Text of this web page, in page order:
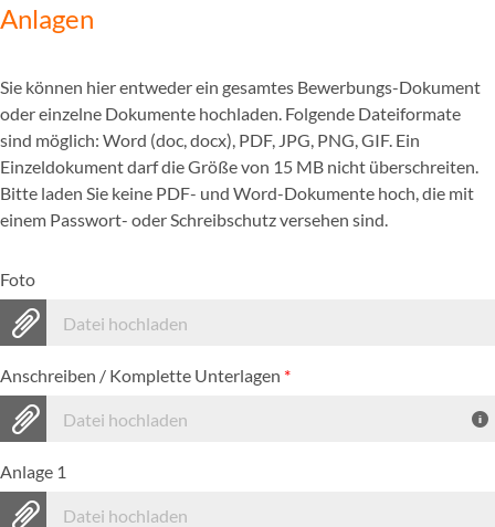
Anlagen
Sie können hier entweder ein gesamtes Bewerbungs-Dokument
oder einzelne Dokumente hochladen. Folgende Dateiformate
sind möglich: Word (doc, docx), PDF, JPG, PNG, GIF. Ein
Einzeldokument darf die Größe von 15 MB nicht überschreiten.
Bitte laden Sie keine PDF- und Word-Dokumente hoch, die mit
einem Passwort- oder Schreibschutz versehen sind.
Foto
Datei hochladen
Anschreiben / Komplette Unterlagen *
Datei hochladen
Anlage 1
Datei hochladen